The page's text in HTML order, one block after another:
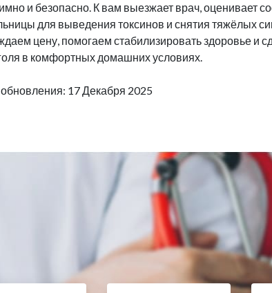
и безопасно. К вам выезжает врач, оценивает
для выведения токсинов и снятия тяжёлых
цену, помогаем стабилизировать здоровье и
в комфортных домашних условиях.
17 Декабря 2025